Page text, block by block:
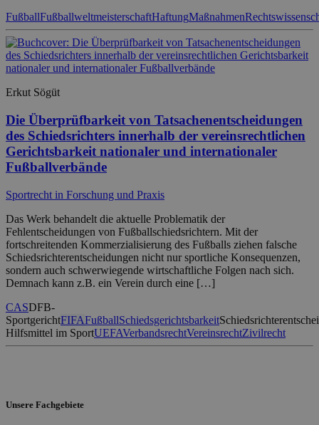
FußballFußballweltmeisterschaftHaftungMaßnahmen
Erkut Sögüt
Die Überprüfbarkeit von Tatsachenentscheidungen
des Schiedsrichters innerhalb der vereinsrechtlichen
Gerichtsbarkeit nationaler und internationaler
Fußballverbände
Sportrecht in Forschung und Praxis
Das Werk behandelt die aktuelle Problematik der
Fehlentscheidungen von Fußballschiedsrichtern. Mit der
fortschreitenden Kommerzialisierung des Fußballs ziehen falsche
Schiedsrichterentscheidungen nicht nur sportliche Konsequenzen,
sondern auch schwerwiegende wirtschaftliche Folgen nach sich.
Demnach kann z.B. ein Verein durch eine […]
CASDFB-
SportgerichtFIFAFußballSchiedsgerichtsbarkeit
Hilfsmittel im SportUEFAVerbandsrechtVereinsrechtZivilrecht
Unsere Fachgebiete